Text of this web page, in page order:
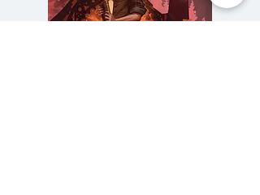
– วิลเลียม สแตนลีย์ มิลลิแกน (บิล